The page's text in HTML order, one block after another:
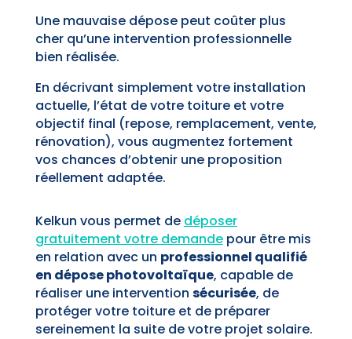
Une mauvaise dépose peut coûter plus
cher qu’une intervention professionnelle
bien réalisée.
En décrivant simplement votre installation
actuelle, l’état de votre toiture et votre
objectif final (repose, remplacement, vente,
rénovation), vous augmentez fortement
vos chances d’obtenir une proposition
réellement adaptée.
Kelkun vous permet de déposer
gratuitement votre demandepour être mis
en relation avec un professionnel qualifié
en dépose photovoltaïque, capable de
réaliser une intervention sécurisée, de
protéger votre toiture et de préparer
sereinement la suite de votre projet solaire.